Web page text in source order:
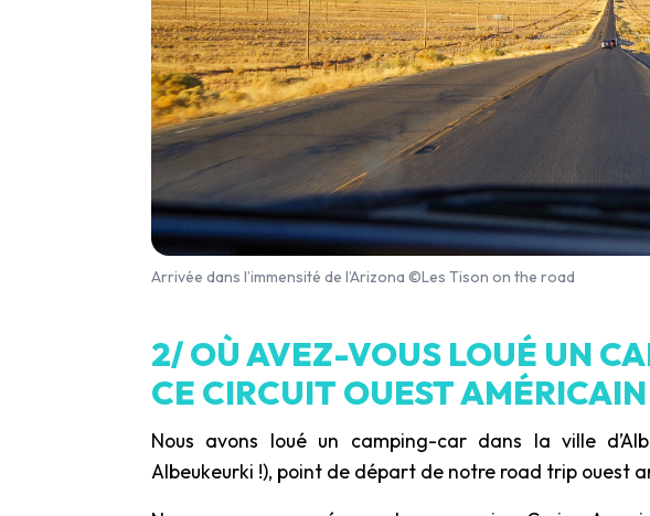
Arrivée dans l’immensité de l’Arizona ©Les Tison on the road
2/ OÙ AVEZ-VOUS LOUÉ UN
CE CIRCUIT OUEST
Nous avons loué un camping-car dans la ville
Albeukeurki !), point de départ de notre road trip ouest